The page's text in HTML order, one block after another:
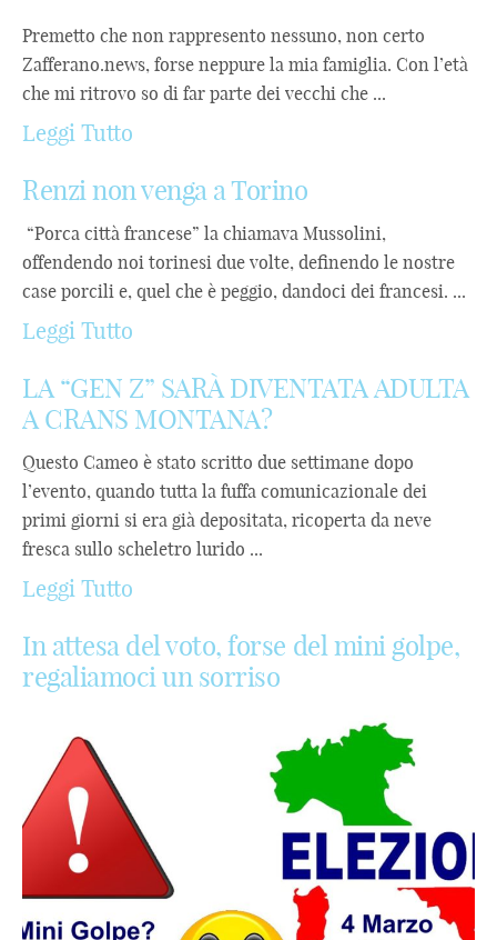
Premetto che non rappresento nessuno, non certo
Zafferano.news, forse neppure la mia famiglia. Con l’età
che mi ritrovo so di far parte dei vecchi che ...
Leggi Tutto
Renzi non venga a Torino
“Porca città francese” la chiamava Mussolini,
offendendo noi torinesi due volte, definendo le nostre
case porcili e, quel che è peggio, dandoci dei francesi. ...
Leggi Tutto
LA “GEN Z” SARÀ DIVENTATA ADULTA
A CRANS MONTANA?
Questo Cameo è stato scritto due settimane dopo
l’evento, quando tutta la fuffa comunicazionale dei
primi giorni si era già depositata, ricoperta da neve
fresca sullo scheletro lurido ...
Leggi Tutto
In attesa del voto, forse del mini golpe,
regaliamoci un sorriso